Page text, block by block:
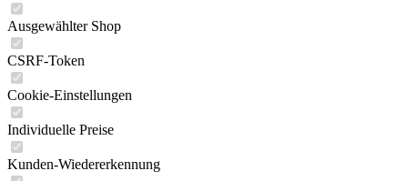
Ausgewählter Shop
CSRF-Token
Cookie-Einstellungen
Individuelle Preise
Kunden-Wiedererkennung